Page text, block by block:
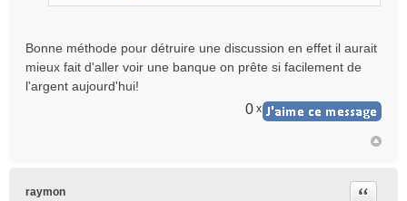
l
u
Bonne méthode pour détruire une discussion en effet il aurait
mieux fait d'aller voir une banque on prête si facilement de
l'argent aujourd'hui!
0 x
raymon
Citer